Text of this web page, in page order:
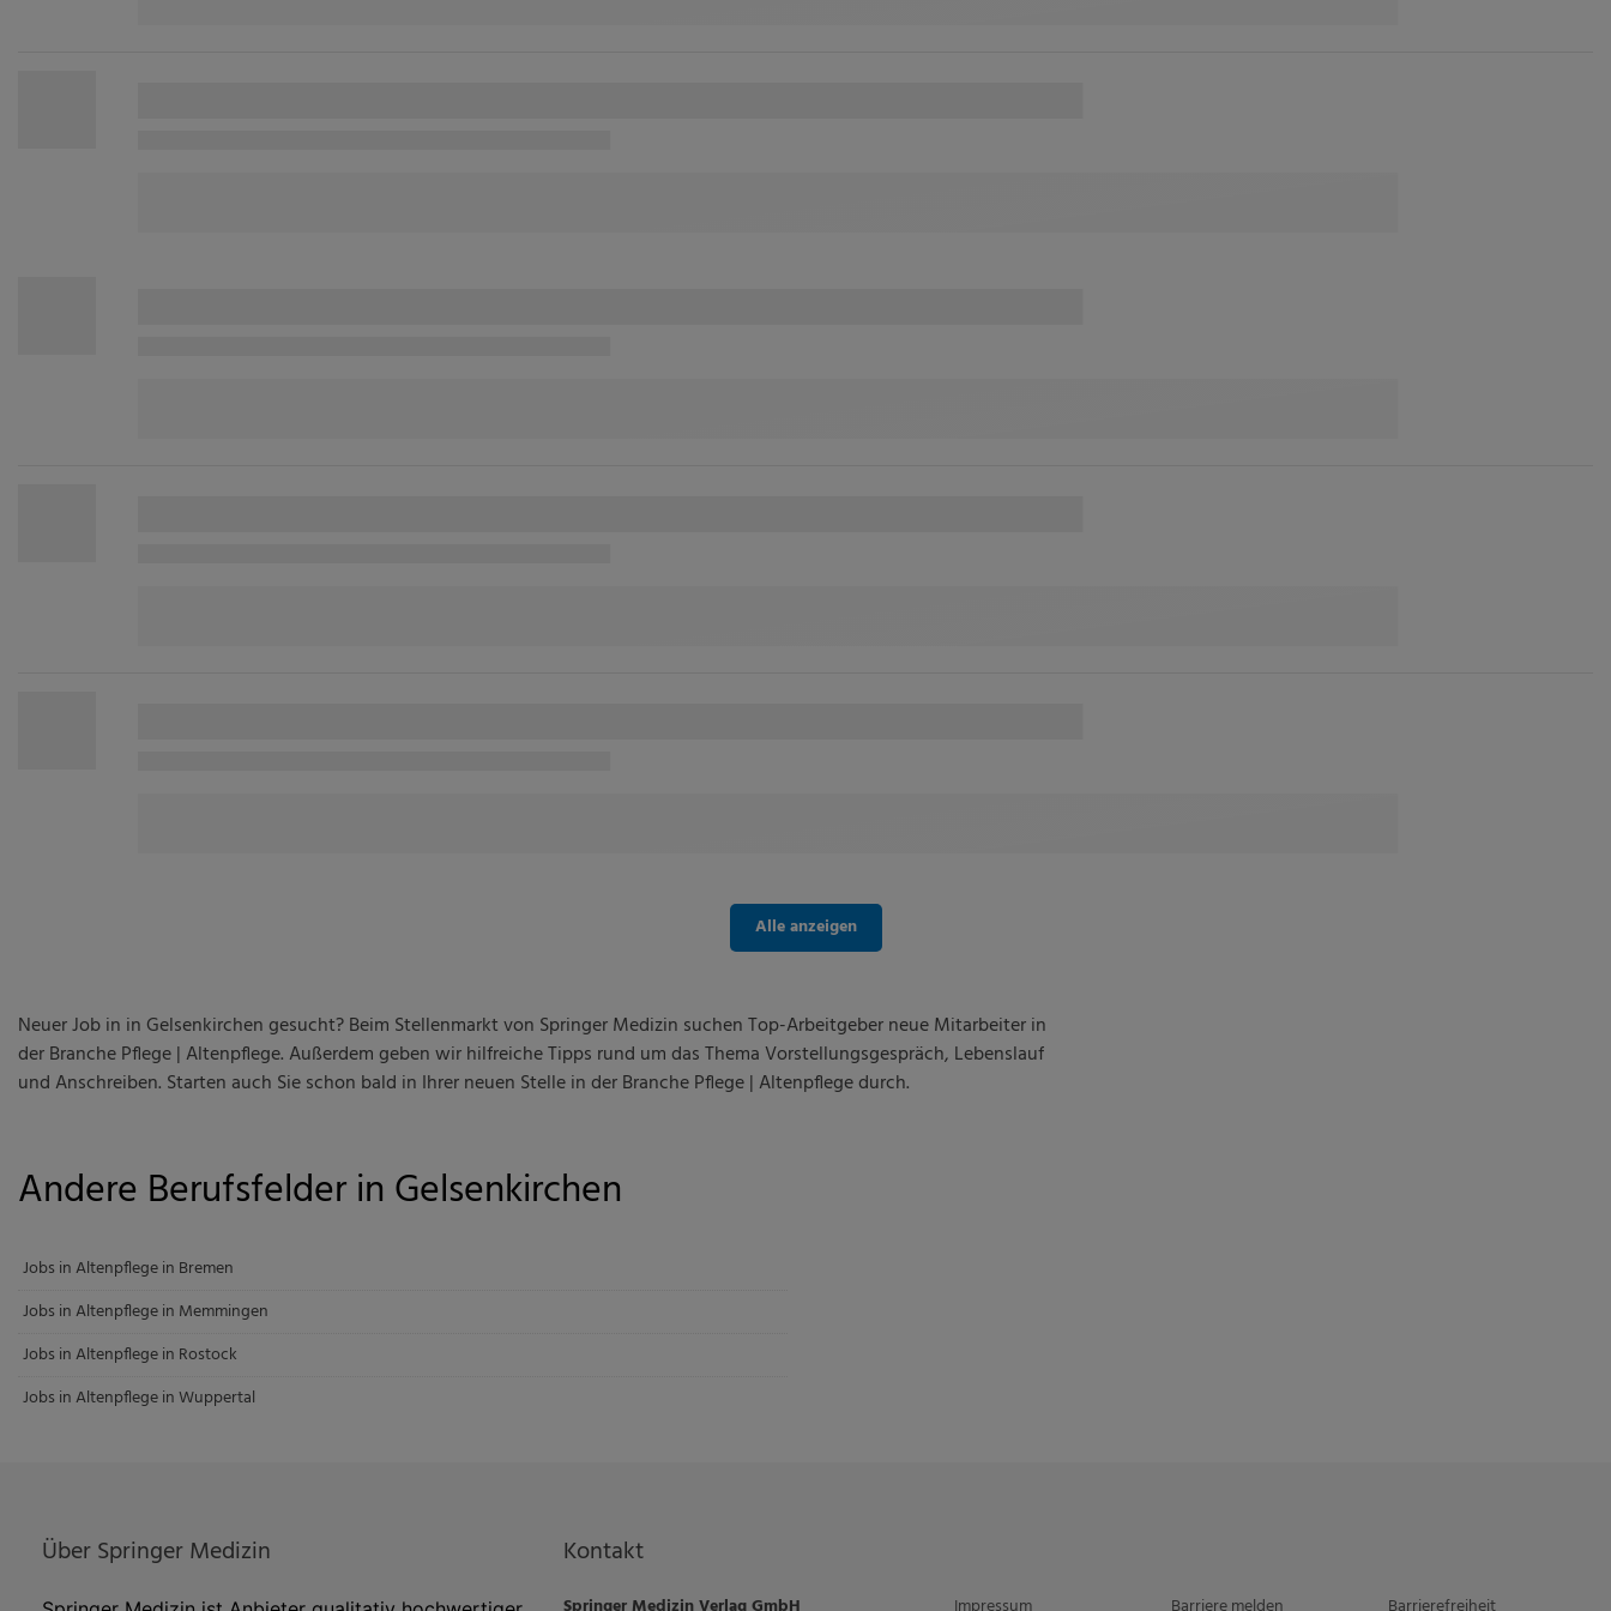
Alle anzeigen
Neuer Job in in Gelsenkirchen gesucht? Beim Stellenmarkt von Springer Medizin suchen Top-Arbeitgeber neue Mitarbeiter in
der Branche Pflege | Altenpflege. Außerdem geben wir hilfreiche Tipps rund um das Thema Vorstellungsgespräch, Lebenslauf
und Anschreiben. Starten auch Sie schon bald in Ihrer neuen Stelle in der Branche Pflege | Altenpflege durch.
Andere Berufsfelder in Gelsenkirchen
Jobs in Altenpflege in Bremen
Jobs in Altenpflege in Memmingen
Jobs in Altenpflege in Rostock
Jobs in Altenpflege in Wuppertal
Über Springer Medizin Kontakt